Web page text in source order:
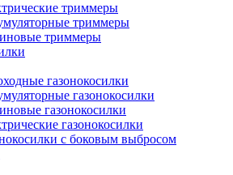
триммеры
триммеры
триммеры
газонокосилки
газонокосилки
газонокосилки
газонокосилки
с боковым выбросом